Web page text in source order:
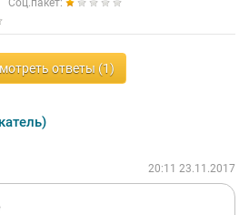
Соц.пакет:
ответы (1)
20:11 23.11.2017